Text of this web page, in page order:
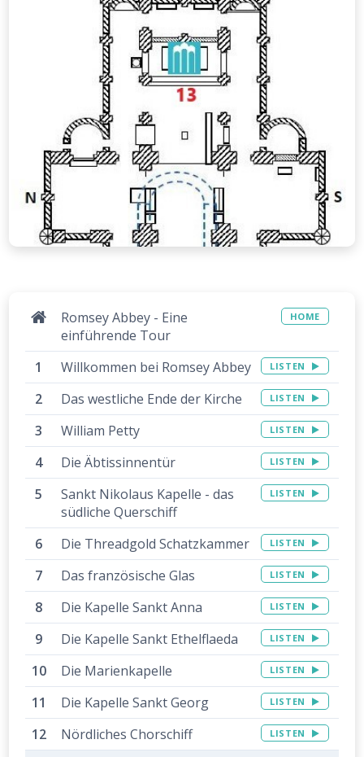
Romsey Abbey - Eine
einführende Tour
HOME
Willkommen bei Romsey Abbey LISTEN
Das westliche Ende der Kirche LISTEN
William Petty LISTEN
Die Äbtissinnentür LISTEN
Sankt Nikolaus Kapelle - das
südliche Querschiff
LISTEN
Die Threadgold Schatzkammer LISTEN
Das französische Glas LISTEN
Die Kapelle Sankt Anna LISTEN
Die Kapelle Sankt Ethelflaeda LISTEN
Die Marienkapelle LISTEN
Die Kapelle Sankt Georg LISTEN
Nördliches Chorschiff LISTEN